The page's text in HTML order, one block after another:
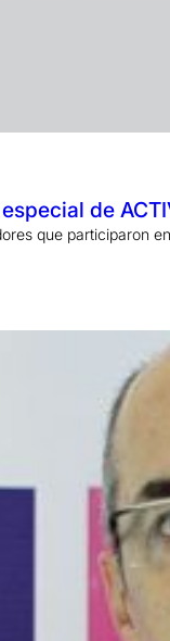
de
que participaron